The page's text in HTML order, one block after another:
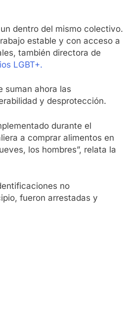
dentro del mismo colectivo.
estable y con acceso a
también directora de
LGBT+.
suman ahora las
y desprotección.
durante el
a comprar alimentos en
los hombres”, relata la
no
fueron arrestadas y